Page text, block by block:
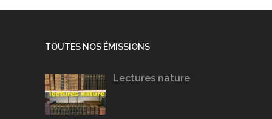
TOUTES NOS ÉMISSIONS
Lectures nature